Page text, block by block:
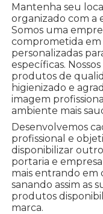
Mantenha seu
organizado com a
Somos uma
comprometida
personalizadas
específicas.
produtos de
higienizado e
imagem
ambiente mais
Desenvolvemos
profissional e
disponibilizar
portaria e
mais entrando em
sanando assim as
produtos
marca.